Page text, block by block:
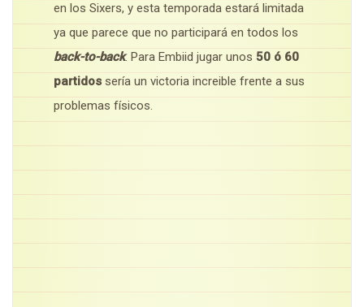
en los Sixers, y esta temporada estará limitada
ya que parece que no participará en todos los
back-to-back. Para Embiid jugar unos 50 ó 60
partidos sería un victoria increible frente a sus
problemas físicos.